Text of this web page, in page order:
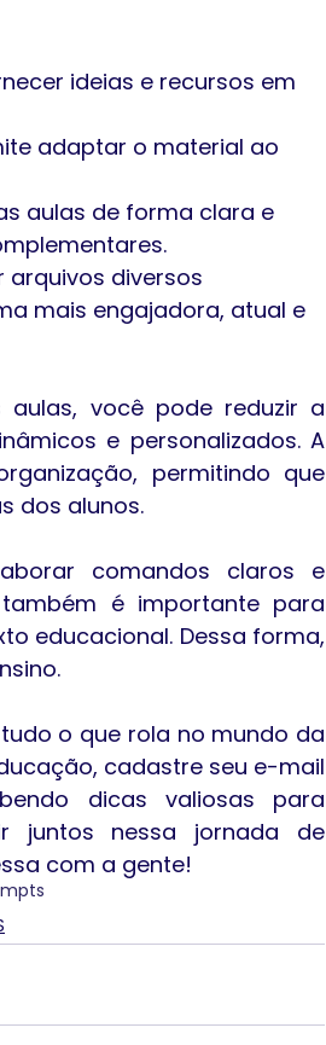
ideias e recursos em
adaptar o material ao
aulas de forma clara e
arquivos diversos
mais engajadora, atual e
você pode reduzir a
e personalizados. A
permitindo que
dos alunos.
comandos claros e
é importante para
educacional. Dessa forma,
o que rola no mundo da
cadastre seu e-mail
dicas valiosas para
juntos nessa jornada de
com a gente!